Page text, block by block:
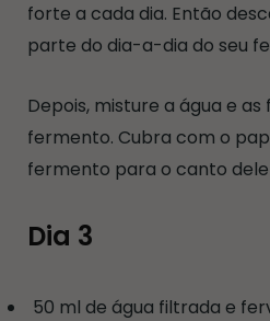
forte a cada dia. Então
parte do dia-a-dia do seu
Depois, misture a água e as
fermento. Cubra com o
fermento para o canto
Dia 3
50 ml de água filtrada e